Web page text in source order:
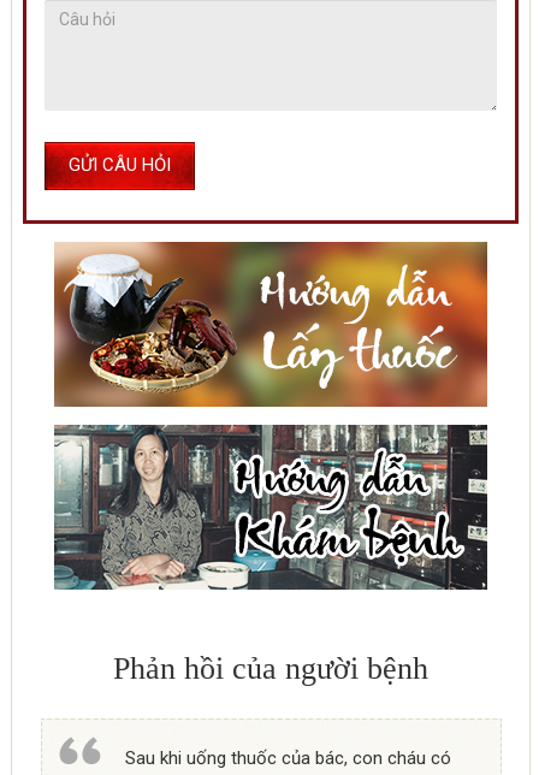
Phản hồi của người bệnh
Sau khi uống thuốc của bác, con cháu có